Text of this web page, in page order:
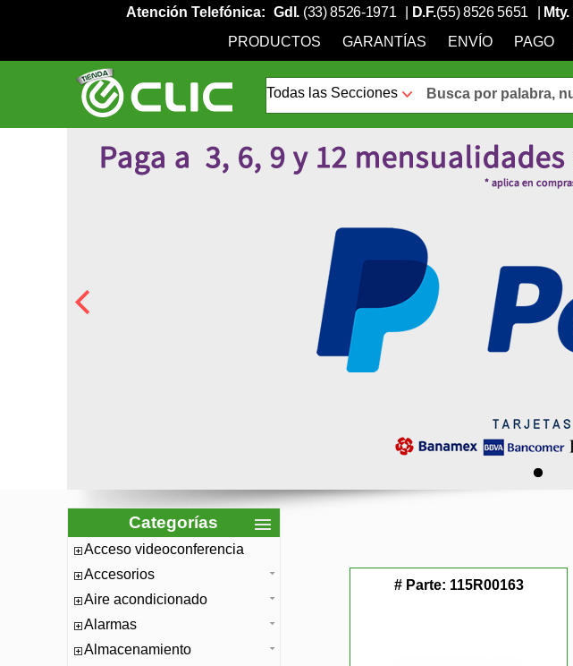
Atención Telefónica: Gdl. (33) 8526-1971 D.F.(55) 8526 5651 Mty.
PRODUCTOS
GARANTÍAS ENVÍO PAGO
Categorías
Acceso videoconferencia
Accesorios
Aire acondicionado
Alarmas
Almacenamiento
# Parte: 115R00163